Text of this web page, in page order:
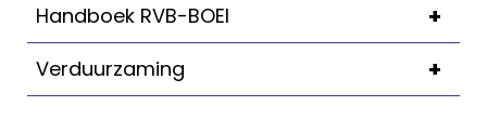
+
Handboek RVB-BOEI
+
Verduurzaming